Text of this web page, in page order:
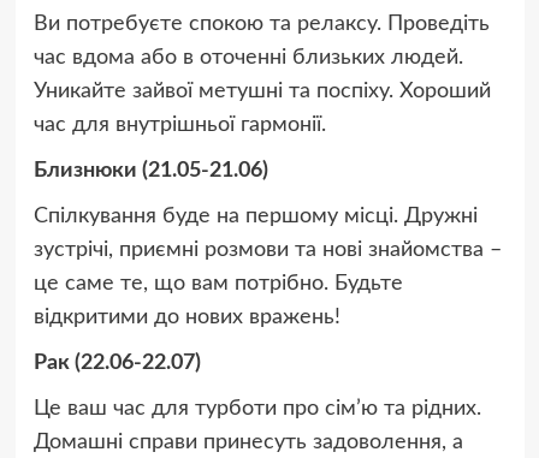
Ви потребуєте спокою та релаксу. Проведіть
час вдома або в оточенні близьких людей.
Уникайте зайвої метушні та поспіху. Хороший
час для внутрішньої гармонії.
Близнюки (21.05-21.06)
Спілкування буде на першому місці. Дружні
зустрічі, приємні розмови та нові знайомства –
це саме те, що вам потрібно. Будьте
відкритими до нових вражень!
Рак (22.06-22.07)
Це ваш час для турботи про сім’ю та рідних.
Домашні справи принесуть задоволення, а